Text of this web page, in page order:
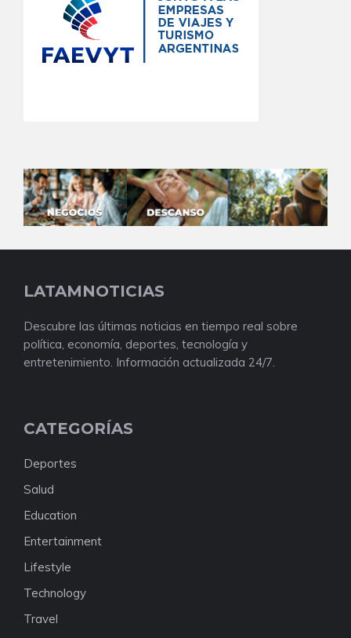
LATAMNOTICIAS
Descubre las últimas noticias en tiempo real sobre
política, economía, deportes, tecnología y
entretenimiento. Información actualizada 24/7.
CATEGORÍAS
Deportes
Salud
Education
Entertainment
Lifestyle
Technology
Travel